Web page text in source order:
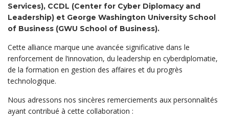
Services), CCDL (Center for Cyber Diplomacy and
Leadership) et George Washington University School
of Business (GWU School of Business).
Cette alliance marque une avancée significative dans le
renforcement de l’innovation, du leadership en cyberdiplomatie,
de la formation en gestion des affaires et du progrès
technologique.
Nous adressons nos sincères remerciements aux personnalités
ayant contribué à cette collaboration :